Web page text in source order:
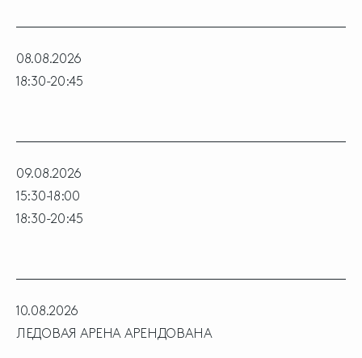
08.08.2026
18:30-20:45
09.08.2026
15:30-18:00
18:30-20:45
10.08.2026
ЛЕДОВАЯ АРЕНА АРЕНДОВАНА